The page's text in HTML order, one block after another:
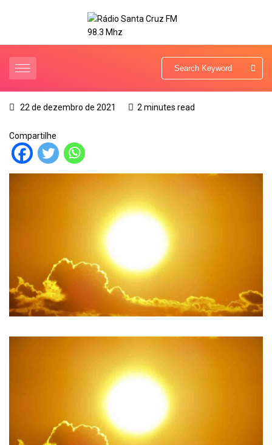
22 de dezembro de 2021 2 minutes read
Compartilhe